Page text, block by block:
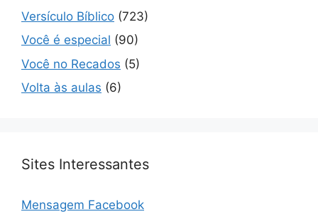
Versículo Bíblico (723)
Você é especial (90)
Você no Recados (5)
Volta às aulas (6)
Sites Interessantes
Mensagem Facebook